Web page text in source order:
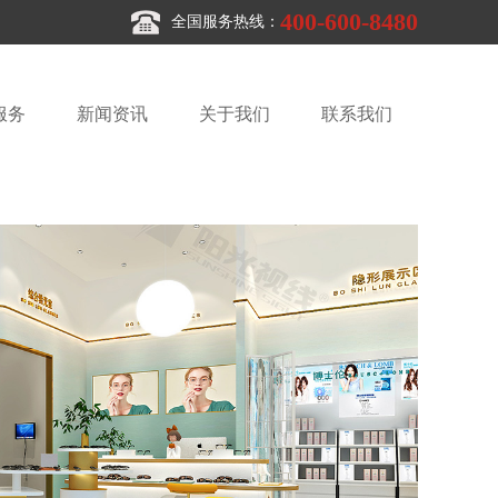
全国服务热线： 400-600-8480
务 新闻资讯 关于我们 联系我们